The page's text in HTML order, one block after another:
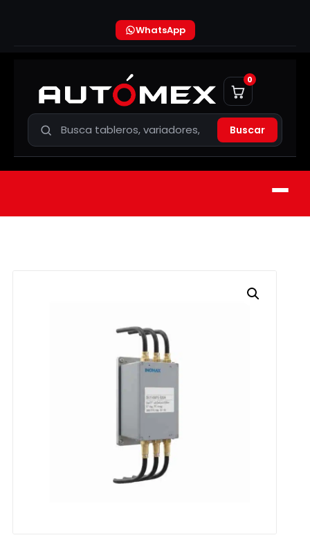
WhatsApp
Buscar
0